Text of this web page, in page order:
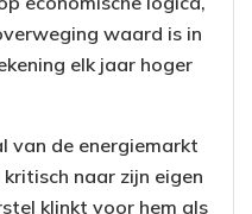
waard is in
elk jaar hoger
van de energiemarkt
naar zijn eigen
klinkt voor hem als